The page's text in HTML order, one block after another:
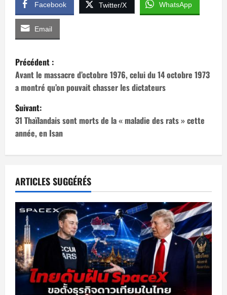
Facebook Twitter/X WhatsApp
Email
N
a
v
i
g
t
i
o
n
d
Précédent :
Avant le massacre d’octobre 1976, celui du 14 octobre 1973
a montré qu’on pouvait chasser les dictateurs
Suivant:
31 Thaïlandais sont morts de la « maladie des rats » cette
année, en Isan
ARTICLES SUGGÉRÉS